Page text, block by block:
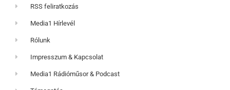
RSS feliratkozás
Media1 Hírlevél
Rólunk
Impresszum & Kapcsolat
Media1 Rádióműsor & Podcast